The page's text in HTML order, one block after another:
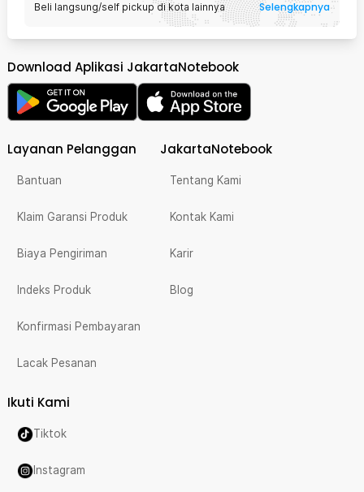
Beli langsung/self pickup di kota lainnya Selengkapnya
Download Aplikasi JakartaNotebook
Layanan Pelanggan
Bantuan
Klaim Garansi Produk
Biaya Pengiriman
Indeks Produk
Konfirmasi Pembayaran
Lacak Pesanan
JakartaNotebook
Tentang Kami
Kontak Kami
Karir
Blog
Ikuti Kami
Tiktok
Instagram